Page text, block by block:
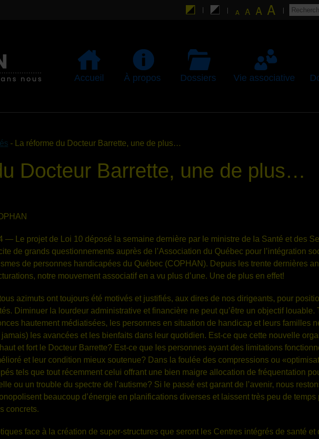
Accueil À propos Dossiers Vie associative
- La réforme du Docteur Barrette, une de plus…
Docteur Barrette, une de plus…
— Le projet de Loi 10 déposé la semaine dernière par le ministre de la Santé et des
de grands questionnements auprès de l’Association du Québec pour l’intégration
de personnes handicapées du Québec (COPHAN). Depuis les trente dernières
notre mouvement associatif en a vu plus d’une. Une de plus en effet!
azimuts ont toujours été motivés et justifiés, aux dires de nos dirigeants, pour
Diminuer la lourdeur administrative et financière ne peut qu’être un objectif louable.
hautement médiatisées, les personnes en situation de handicap et leurs familles
les avancées et les bienfaits dans leur quotidien. Est-ce que cette nouvelle
et fort le Docteur Barrette? Est-ce que les personnes ayant des limitations
et leur condition mieux soutenue? Dans la foulée des compressions ou
tels que tout récemment celui offrant une bien maigre allocation de fréquentation
ou un trouble du spectre de l’autisme? Si le passé est garant de l’avenir, nous
beaucoup d’énergie en planifications diverses et laissent très peu de temps
concrets.
face à la création de super-structures que seront les Centres intégrés de santé et